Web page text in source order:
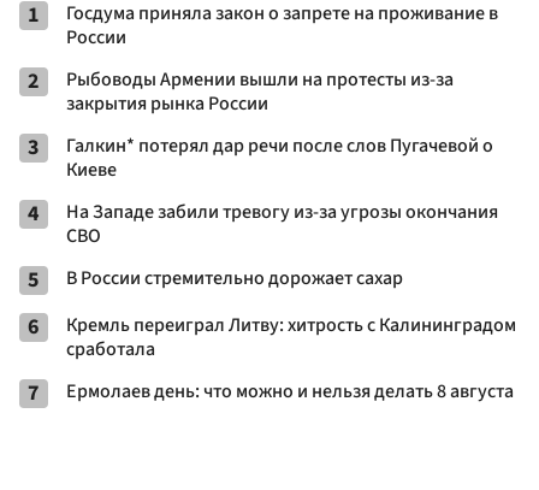
1
Госдума приняла закон о запрете на проживание в
России
2
Рыбоводы Армении вышли на протесты из-за
закрытия рынка России
3
Галкин* потерял дар речи после слов Пугачевой о
Киеве
4
На Западе забили тревогу из-за угрозы окончания
СВО
5 В России стремительно дорожает сахар
6
Кремль переиграл Литву: хитрость с Калининградом
сработала
7 Ермолаев день: что можно и нельзя делать 8 августа